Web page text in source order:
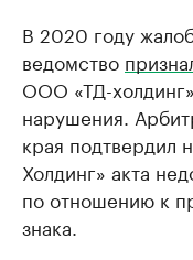
В 2020 году
ведомство
ООО «ТД-
нарушения.
края подтвердил
Холдинг» акта
по отношению к
знака.